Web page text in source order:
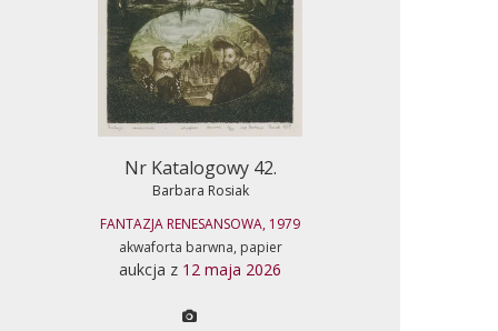
Nr Katalogowy 42.
Barbara Rosiak
FANTAZJA RENESANSOWA, 1979
akwaforta barwna, papier
aukcja z 12 maja 2026